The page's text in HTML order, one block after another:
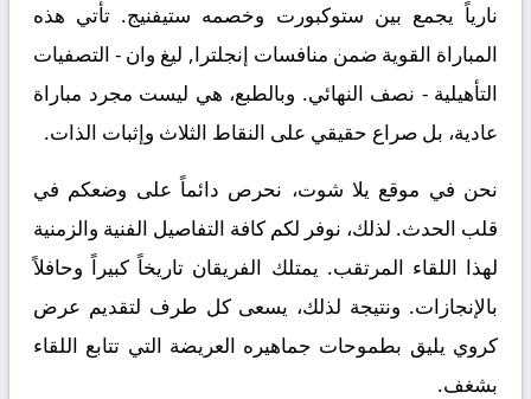
نارياً يجمع بين ستوكبورت وخصمه ستيفنيج. تأتي هذه
المباراة القوية ضمن منافسات إنجلترا, ليغ وان - التصفيات
التأهيلية - نصف النهائي. وبالطبع، هي ليست مجرد مباراة
عادية، بل صراع حقيقي على النقاط الثلاث وإثبات الذات.
نحن في موقع يلا شوت، نحرص دائماً على وضعكم في
قلب الحدث. لذلك، نوفر لكم كافة التفاصيل الفنية والزمنية
لهذا اللقاء المرتقب. يمتلك الفريقان تاريخاً كبيراً وحافلاً
بالإنجازات. ونتيجة لذلك، يسعى كل طرف لتقديم عرض
كروي يليق بطموحات جماهيره العريضة التي تتابع اللقاء
بشغف.